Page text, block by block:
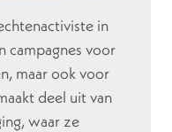
in
campagnes voor
maar ook voor
deel uit van
waar ze